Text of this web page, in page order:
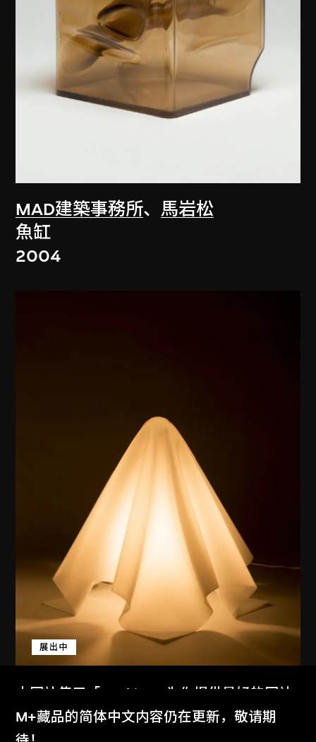
MAD建築事務所、 馬岩松
魚缸
2004
展出中
燈（Oba-Q）
本网站使用「Cookies」为你提供最好的网站
体验。
M+藏品的简体中文内容仍在更新，敬请期